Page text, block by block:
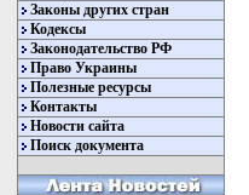
Законы других стран
Кодексы
Законодательство РФ
Право Украины
Полезные ресурсы
Контакты
Новости сайта
Поиск документа